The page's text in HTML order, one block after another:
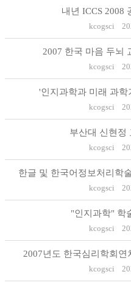
내년 ICCS 2008
kcogsci
2007 한국 마음 두뇌
kcogsci
'인지과학과 미래 과학
kcogsci
부산대 신현정
kcogsci
한글 및 한국어정보처리학
kcogsci
"인지과학" 학
kcogsci
2007년도 한국심리학회
kcogsci